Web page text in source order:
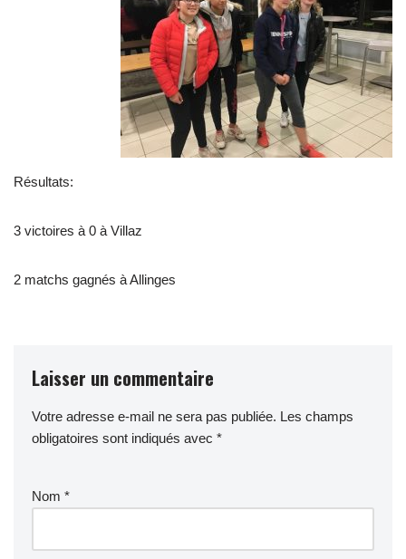
Résultats:
3 victoires à 0 à Villaz
2 matchs gagnés à Allinges
Laisser un commentaire
Votre adresse e-mail ne sera pas publiée. Les champs
obligatoires sont indiqués avec *
Nom *